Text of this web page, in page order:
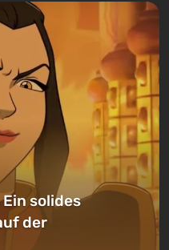
solides
der